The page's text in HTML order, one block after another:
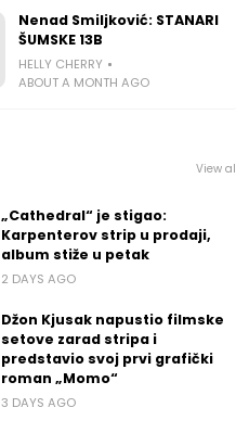
Nenad Smiljković: STANARI
ŠUMSKE 13B
HELLY CHERRY
ABOUT A MONTH AGO
View
„Cathedral“ je stigao:
Karpenterov strip u prodaji,
album stiže u petak
2 DAYS AGO
Džon Kjusak napustio filmske
setove zarad stripa i
predstavio svoj prvi grafički
roman „Momo“
3 DAYS AGO